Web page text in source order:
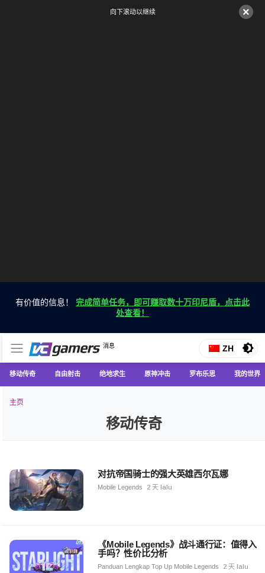
×
向下滚动以继续
有价值的信息！ 完成简单任务，即可赚取数十万印尼盾，点击此
处查看！
VC游戏新闻
消息
仅在 VCGamers 获取最新的游戏新闻
ZH
移动传奇 自由射击 绝地求生 原神冲击 罗布乐思 我的世界
主页
移动传奇
对抗帝国骑士的强大英雄西尔瓦娜
Mobile Legends 2 天 lalu
《Mobile Legends》战斗通行证：值得入
手吗？性价比分析
Panduan Lengkap Top Up Mobile Legends 2 天 lalu